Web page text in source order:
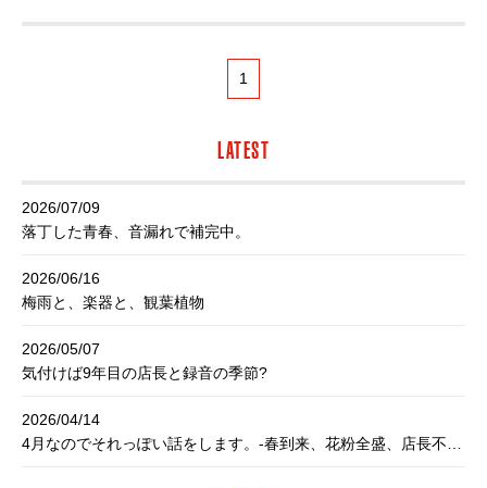
1
LATEST
2026/07/09
落丁した青春、音漏れで補完中。
2026/06/16
梅雨と、楽器と、観葉植物
2026/05/07
気付けば9年目の店長と録音の季節?
2026/04/14